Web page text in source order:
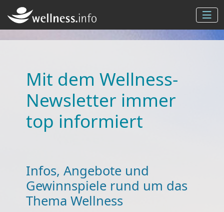
Mit dem Wellness-
Newsletter immer
top informiert
Infos, Angebote und
Gewinnspiele rund um das
Thema Wellness